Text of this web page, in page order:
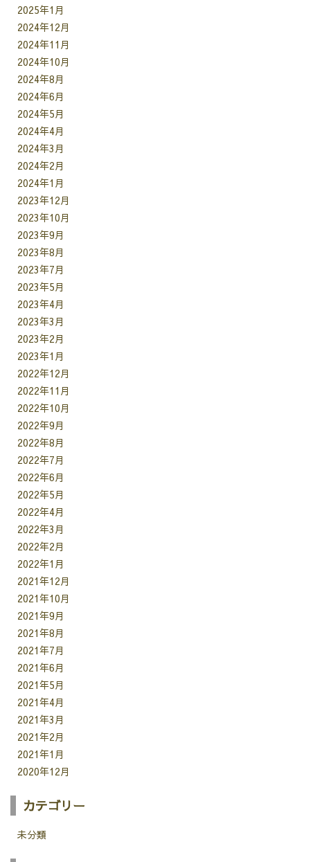
2025年1月
2024年12月
2024年11月
2024年10月
2024年8月
2024年6月
2024年5月
2024年4月
2024年3月
2024年2月
2024年1月
2023年12月
2023年10月
2023年9月
2023年8月
2023年7月
2023年5月
2023年4月
2023年3月
2023年2月
2023年1月
2022年12月
2022年11月
2022年10月
2022年9月
2022年8月
2022年7月
2022年6月
2022年5月
2022年4月
2022年3月
2022年2月
2022年1月
2021年12月
2021年10月
2021年9月
2021年8月
2021年7月
2021年6月
2021年5月
2021年4月
2021年3月
2021年2月
2021年1月
2020年12月
カテゴリー
未分類